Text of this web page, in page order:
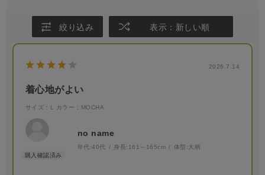
絞り込み 表示：新しい順
2026.7.14
着心地がよい
サイズ：L カラー：MOCHA
no name
年代:40代 身長: 161～165cm 体型:大柄